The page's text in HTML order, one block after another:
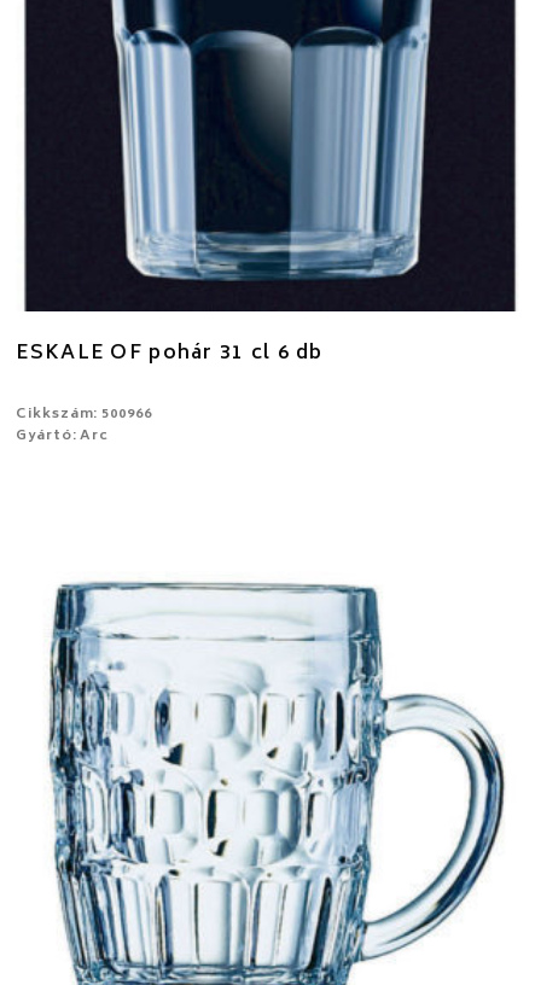
ESKALE OF pohár 31 cl 6 db
Cikkszám: 500966
Gyártó: Arc